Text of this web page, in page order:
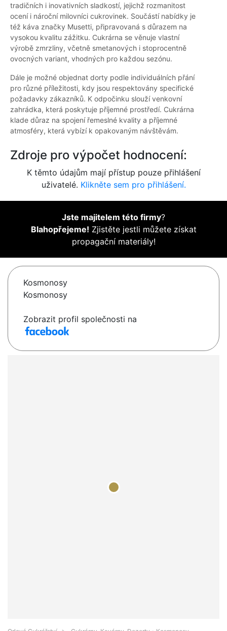
tradičních i inovativních sladkostí, jejichž rozmanitost
ocení i nároční milovníci cukrovinek. Součástí nabídky je
též káva značky Musetti, připravovaná s důrazem na
vysokou kvalitu zážitku. Cukrárna se věnuje vlastní
výrobě zmrzliny, včetně smetanových i stoprocentně
ovocných variant, vhodných pro každou sezónu.
Dále je možné objednat dorty podle individuálních přání
pro různé příležitosti, kdy jsou respektovány specifické
požadavky zákazníků. K odpočinku slouží venkovní
zahrádka, která poskytuje příjemné prostředí. Cukrárna
klade důraz na spojení řemeslné kvality a příjemné
atmosféry, která vybízí k opakovaným návštěvám.
Zdroje pro výpočet hodnocení:
K těmto údajům mají přístup pouze přihlášení
uživatelé. Klikněte sem pro přihlášení.
Jste majitelem této firmy?
Blahopřejeme! Zjistěte jestli můžete získat
propagační materiály!
Kosmonosy
Kosmonosy
Zobrazit profil společnosti na